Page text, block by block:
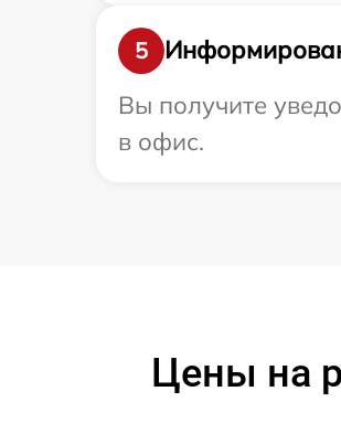
5
Вы получите
в офис.
Цены на